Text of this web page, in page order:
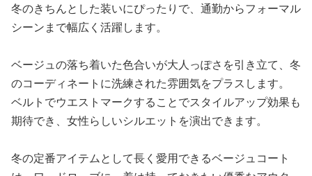
冬のきちんとした装いにぴったりで、通勤からフォーマル
シーンまで幅広く活躍します。
ベージュの落ち着いた色合いが大人っぽさを引き立て、冬
のコーディネートに洗練された雰囲気をプラスします。
ベルトでウエストマークすることでスタイルアップ効果も
期待でき、女性らしいシルエットを演出できます。
冬の定番アイテムとして長く愛用できるベージュコート